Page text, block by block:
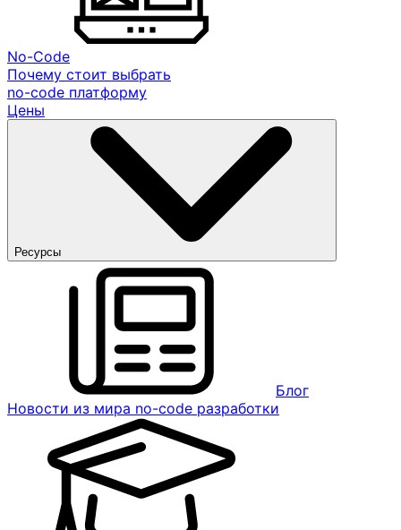
No-Code
Почему стоит выбрать
no-code платформу
Цены
Ресурсы
Блог
Новости из мира no-code разработки